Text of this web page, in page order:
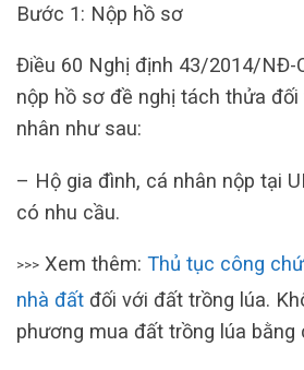
Bước 1: Nộp hồ sơ
Điều 60 Nghị định 43/2014/NĐ-
nộp hồ sơ đề nghị tách thửa
nhân như sau:
– Hộ gia đình, cá nhân nộp tại
có nhu cầu.
>>> Xem thêm: Thủ tục công
nhà đất đối với đất trồng lúa.
phương mua đất trồng lúa bằng